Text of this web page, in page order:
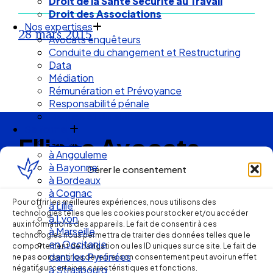
Gérer le consentement
Pour offrir les meilleures expériences, nous utilisons des
technologies telles que les cookies pour stocker et/ou accéder
aux informations des appareils. Le fait de consentir à ces
technologies nous permettra de traiter des données telles que le
comportement de navigation ou les ID uniques sur ce site. Le fait de
ne pas consentir ou de retirer son consentement peut avoir un effet
négatif sur certaines caractéristiques et fonctions.
Droit des Associations
Nos expertises
Avocats enquêteurs
Conduite du changement et Restructuring
Data
Médiation
Rémunération et Prévoyance
Responsabilité pénale
Risques et durabilité
En visio
à Angouleme
à Bayonne
à Bordeaux
à Cognac
à Lille
à Lyon
à Marseille
en Occitanie
dans les Pyrénées
à Strasbourg
28 mars 2015
Ellipse Avocats
Réseau
de cabinets
d’avocats